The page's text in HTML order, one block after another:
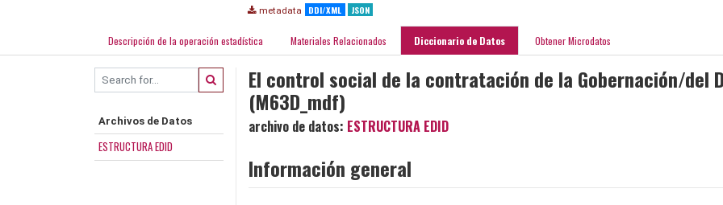
metadata DDI/XML JSON
Descripción de la operación estadística Materiales Relacionados Diccionario de Datos Obtener Microdatos
Archivos de Datos
ESTRUCTURA EDID
El control social de la contratación de la Gobernación/del
(M63D_mdf)
archivo de datos: ESTRUCTURA EDID
Información general